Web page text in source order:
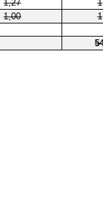
1,27
1
1,00 1